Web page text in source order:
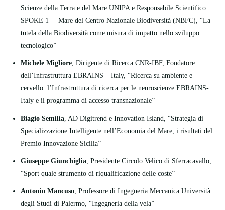
Scienze della Terra e del Mare UNIPA e Responsabile Scientifico
SPOKE 1 – Mare del Centro Nazionale Biodiversità (NBFC), “La
tutela della Biodiversità come misura di impatto nello sviluppo
tecnologico”
Michele Migliore, Dirigente di Ricerca CNR-IBF, Fondatore
dell’Infrastruttura EBRAINS – Italy, “Ricerca su ambiente e
cervello: l’Infrastruttura di ricerca per le neuroscienze EBRAINS-
Italy e il programma di accesso transnazionale”
Biagio Semilia, AD Digitrend e Innovation Island, “Strategia di
Specializzazione Intelligente nell’Economia del Mare, i risultati del
Premio Innovazione Sicilia”
Giuseppe Giunchiglia, Presidente Circolo Velico di Sferracavallo,
“Sport quale strumento di riqualificazione delle coste”
Antonio Mancuso, Professore di Ingegneria Meccanica Università
degli Studi di Palermo, “Ingegneria della vela”